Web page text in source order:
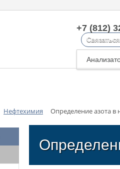
+7 (812)
Нефтехимия Определение азота в